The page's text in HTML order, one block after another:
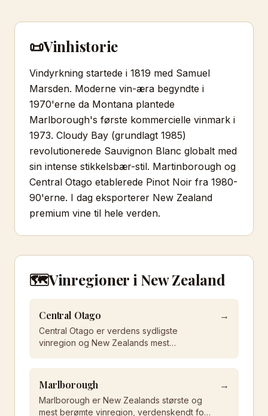
📜Vinhistorie
Vindyrkning startede i 1819 med Samuel
Marsden. Moderne vin-æra begyndte i
1970'erne da Montana plantede
Marlborough's første kommercielle vinmark i
1973. Cloudy Bay (grundlagt 1985)
revolutionerede Sauvignon Blanc globalt med
sin intense stikkelsbær-stil. Martinborough og
Central Otago etablerede Pinot Noir fra 1980-
90'erne. I dag eksporterer New Zealand
premium vine til hele verden.
🗺️Vinregioner i New Zealand
Central Otago
Central Otago er verdens sydligste
vinregion og New Zealands mest
extreme klimaforhold og høje placering
skaber intense, koncentrerede vine.
→
Marlborough
Marlborough er New Zealands største og
mest berømte vinregion, verdenskendt for
→